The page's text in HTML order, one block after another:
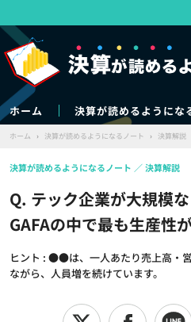
ホーム 決算が読めるようにな
ホーム › 決算が読めるようになるノート › 決算解説
Q. テック企業が大規模な
GAFAの中で最も生産性
ヒント : ●●は、一人あたり売上高・
ながら、人員増を続けています。
決算が読めるようになるノート 決算解説